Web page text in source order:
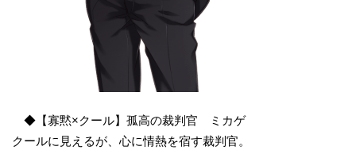
◆【寡黙×クール】孤高の裁判官 ミカゲ
クールに見えるが、心に情熱を宿す裁判官。